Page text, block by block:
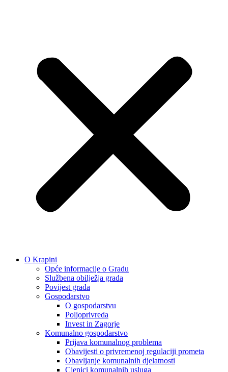
O Krapini
Opće informacije o Gradu
Službena obilježja grada
Povijest grada
Gospodarstvo
O gospodarstvu
Poljoprivreda
Invest in Zagorje
Komunalno gospodarstvo
Prijava komunalnog problema
Obavijesti o privremenoj regulaciji prometa
Obavljanje komunalnih djelatnosti
Cjenici komunalnih usluga